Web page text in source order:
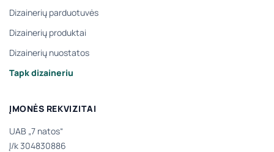
Dizainerių parduotuvės
Dizainerių produktai
Dizainerių nuostatos
Tapk dizaineriu
ĮMONĖS REKVIZITAI
UAB „7 natos“
Į/k 304830886